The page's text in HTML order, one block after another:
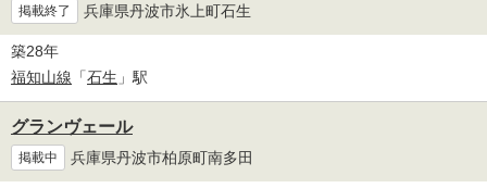
掲載終了 兵庫県丹波市氷上町石生
築28年
福知山線 「石生 」駅
グランヴェール
掲載中 兵庫県丹波市柏原町南多田